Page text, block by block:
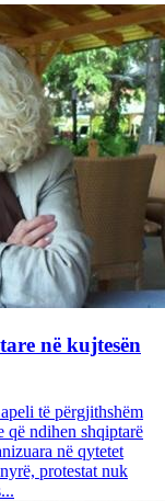
në kujtesën
të përgjithshëm
që ndihen shqiptarë
në qytetet
protestat nuk